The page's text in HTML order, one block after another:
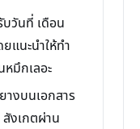
วันที่ เดือน
แนะนำให้ทำ
มึกเลอะ
างบนเอกสาร
งเกตผ่าน